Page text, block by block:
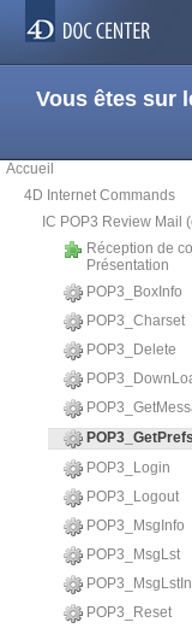
Vous êtes sur
Accueil
4D Internet Commands
IC POP3 Review Mail
Réception de
Présentation
POP3_BoxInfo
POP3_Charset
POP3_Delete
POP3_GetPrefs
POP3_Login
POP3_Logout
POP3_MsgInfo
POP3_MsgLst
POP3_Reset